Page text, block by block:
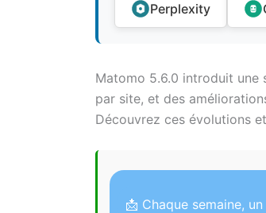
Perplexity
Matomo 5.6.0 introduit
par site, et des
Découvrez ces évolutions
📩 Chaque semaine,